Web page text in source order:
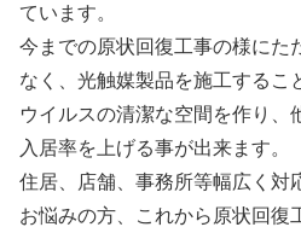
ています。
今までの原状回復工事の様にた
なく、光触媒製品を施工するこ
ウイルスの清潔な空間を作り、
入居率を上げる事が出来ます。
住居、店舗、事務所等幅広く対
お悩みの方、これから原状回復